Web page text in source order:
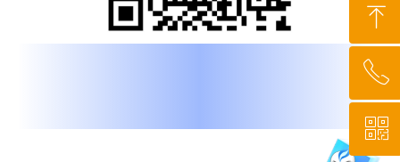
ꁸ
回到顶部
ꂅ
010-64919527
ꀥ